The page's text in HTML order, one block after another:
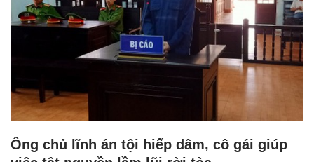
Ông chủ lĩnh án tội hiếp dâm, cô gái giúp